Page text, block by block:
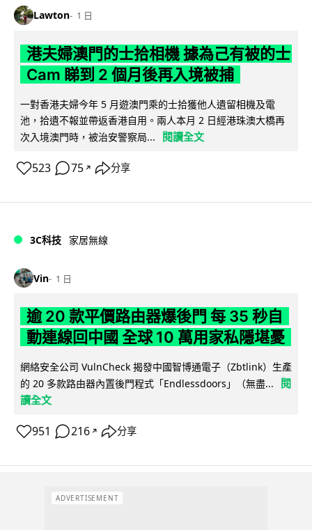
Lawton 1 日
港夫婦澳門的士拾相機 據為己有被的士
Cam 睇到 2 個月後再入境被捕
一對香港夫婦今年 5 月遊澳門乘的士拾獲他人遺留相機及電
池，拾遺不報並帶返香港自用。兩人本月 2 日經港珠澳大橋再
次入境澳門時，被治安警察局...
閱讀全文
523 75 ↗ 分享
3C科技 家居無線
Vin 1 日
逾 20 款平價路由器爆後門 每 35 秒自
動連線回中國 全球 10 萬用家私隱堪憂
網絡安全公司 VulnCheck 揭發中國智博通電子（Zbtlink）生產
的 20 多款路由器內置後門程式「Endlessdoors」（無盡...
閱
讀全文
951 216 ↗ 分享
ADVERTISEMENT